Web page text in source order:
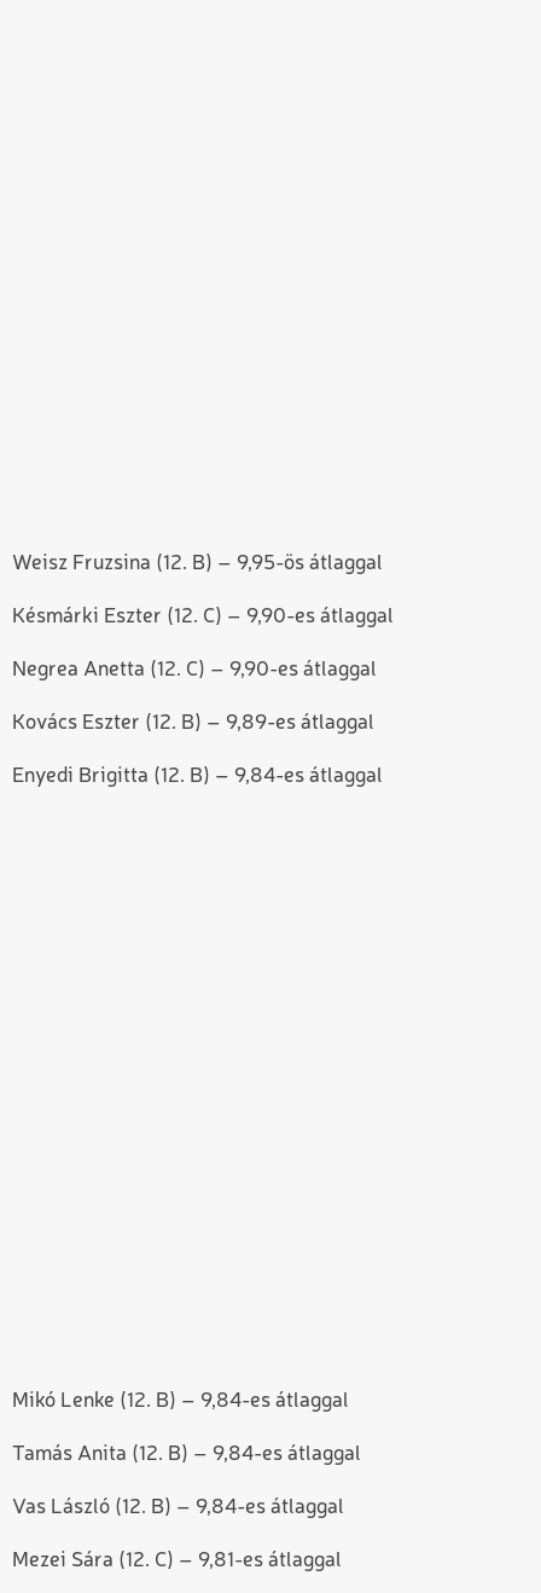
Weisz Fruzsina (12. B) – 9,95-ös átlaggal
Késmárki Eszter (12. C) – 9,90-es átlaggal
Negrea Anetta (12. C) – 9,90-es átlaggal
Kovács Eszter (12. B) – 9,89-es átlaggal
Enyedi Brigitta (12. B) – 9,84-es átlaggal
Mikó Lenke (12. B) – 9,84-es átlaggal
Tamás Anita (12. B) – 9,84-es átlaggal
Vas László (12. B) – 9,84-es átlaggal
Mezei Sára (12. C) – 9,81-es átlaggal